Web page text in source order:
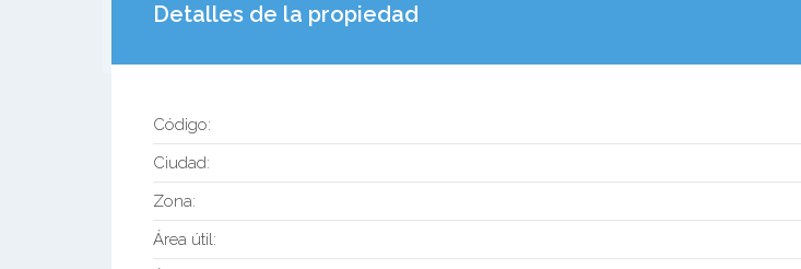
Detalles de la propiedad
Código:
Ciudad:
Zona:
Área útil: